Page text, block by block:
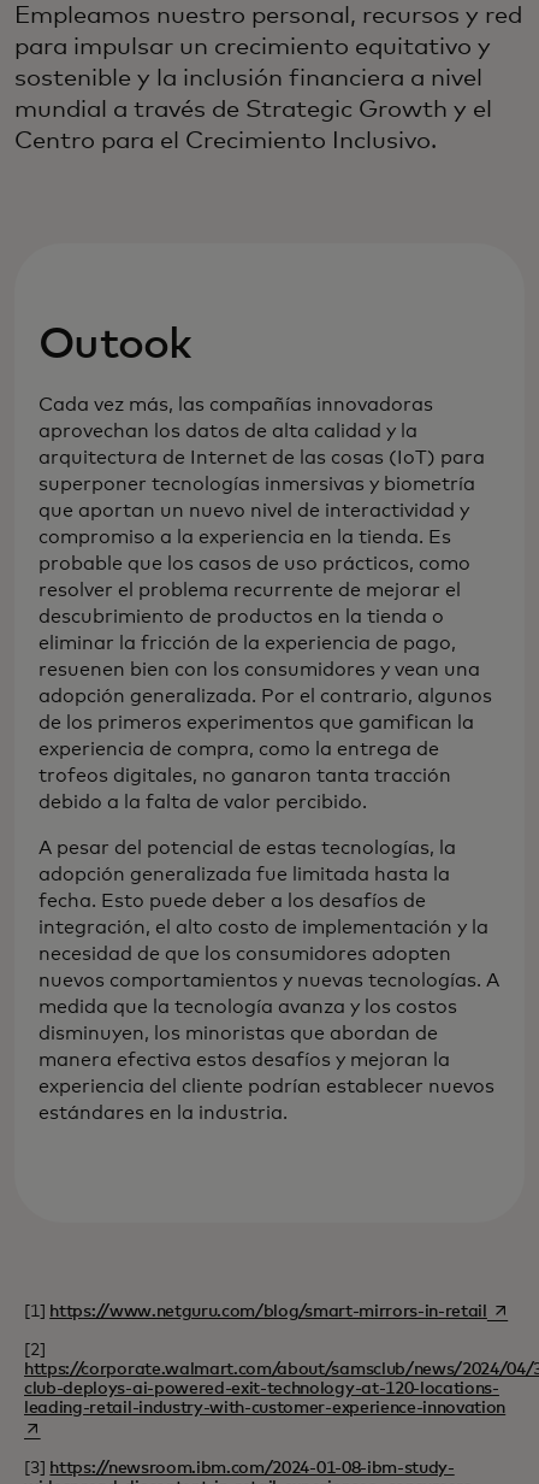
Empleamos nuestro personal, recursos y red
para impulsar un crecimiento equitativo y
sostenible y la inclusión financiera a nivel
mundial a través de Strategic Growth y el
Centro para el Crecimiento Inclusivo.
Outook
Cada vez más, las compañías innovadoras
aprovechan los datos de alta calidad y la
arquitectura de Internet de las cosas (IoT) para
superponer tecnologías inmersivas y biometría
que aportan un nuevo nivel de interactividad y
compromiso a la experiencia en la tienda. Es
probable que los casos de uso prácticos, como
resolver el problema recurrente de mejorar el
descubrimiento de productos en la tienda o
eliminar la fricción de la experiencia de pago,
resuenen bien con los consumidores y vean una
adopción generalizada. Por el contrario, algunos
de los primeros experimentos que gamifican la
experiencia de compra, como la entrega de
trofeos digitales, no ganaron tanta tracción
debido a la falta de valor percibido.
A pesar del potencial de estas tecnologías, la
adopción generalizada fue limitada hasta la
fecha. Esto puede deber a los desafíos de
integración, el alto costo de implementación y la
necesidad de que los consumidores adopten
nuevos comportamientos y nuevas tecnologías. A
medida que la tecnología avanza y los costos
disminuyen, los minoristas que abordan de
manera efectiva estos desafíos y mejoran la
experiencia del cliente podrían establecer nuevos
estándares en la industria.
[1] https://www.netguru.com/blog/smart-mirrors-in-retail se
[2]
https://corporate.walmart.com/about/samsclub/news/2024/04/
club-deploys-ai-powered-exit-technology-at-120-locations-
leading-retail-industry-with-customer-experience-innovationse
[3] https://newsroom.ibm.com/2024-01-08-ibm-study-